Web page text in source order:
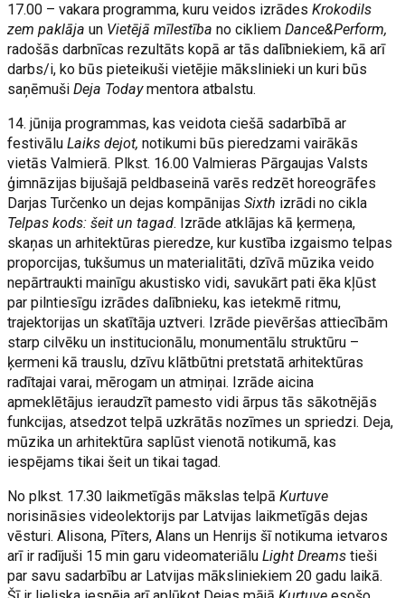
17.00 – vakara programma, kuru veidos izrādesKrokodils
zem paklājaun Vietējā mīlestība no cikliemDance&Perform,
radošās darbnīcas rezultāts kopā ar tās dalībniekiem, kā arī
darbs/i, ko būs pieteikuši vietējie mākslinieki un kuri būs
saņēmušiDeja Todaymentora atbalstu.
14. jūnija programmas, kas veidota ciešā sadarbībā ar
festivāluLaiks dejot,notikumi būs pieredzami vairākās
vietās Valmierā. Plkst. 16.00 Valmieras Pārgaujas Valsts
ģimnāzijas bijušajā peldbaseinā varēs redzēt horeogrāfes
Darjas Turčenko un dejas kompānijasSixth izrādi no cikla
Telpas kods: šeit un tagad. Izrāde atklājas kā ķermeņa,
skaņas un arhitektūras pieredze, kur kustība izgaismo telpas
proporcijas, tukšumus un materialitāti, dzīvā mūzika veido
nepārtraukti mainīgu akustisko vidi, savukārt pati ēka kļūst
par pilntiesīgu izrādes dalībnieku, kas ietekmē ritmu,
trajektorijas un skatītāja uztveri. Izrāde pievēršas attiecībām
starp cilvēku un institucionālu, monumentālu struktūru –
ķermeni kā trauslu, dzīvu klātbūtni pretstatā arhitektūras
radītajai varai, mērogam un atmiņai. Izrāde aicina
apmeklētājus ieraudzīt pamesto vidi ārpus tās sākotnējās
funkcijas, atsedzot telpā uzkrātās nozīmes un spriedzi. Deja,
mūzika un arhitektūra saplūst vienotā notikumā, kas
iespējams tikai šeit un tikai tagad.
No plkst. 17.30 laikmetīgās mākslas telpāKurtuve
norisināsies videolektorijs par Latvijas laikmetīgās dejas
vēsturi. Alisona, Pīters, Alans un Henrijs šī notikuma ietvaros
arī ir radījuši 15 min garu videomateriāluLight Dreams tieši
par savu sadarbību ar Latvijas māksliniekiem 20 gadu laikā.